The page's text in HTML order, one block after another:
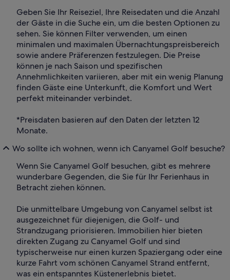
Geben Sie Ihr Reiseziel, Ihre Reisedaten und die Anzahl
der Gäste in die Suche ein, um die besten Optionen zu
sehen. Sie können Filter verwenden, um einen
minimalen und maximalen Übernachtungspreisbereich
sowie andere Präferenzen festzulegen. Die Preise
können je nach Saison und spezifischen
Annehmlichkeiten variieren, aber mit ein wenig Planung
finden Gäste eine Unterkunft, die Komfort und Wert
perfekt miteinander verbindet.
*Preisdaten basieren auf den Daten der letzten 12
Monate.
Wo sollte ich wohnen, wenn ich Canyamel Golf besuche?
Wenn Sie Canyamel Golf besuchen, gibt es mehrere
wunderbare Gegenden, die Sie für Ihr Ferienhaus in
Betracht ziehen können.
Die unmittelbare Umgebung von Canyamel selbst ist
ausgezeichnet für diejenigen, die Golf- und
Strandzugang priorisieren. Immobilien hier bieten
direkten Zugang zu Canyamel Golf und sind
typischerweise nur einen kurzen Spaziergang oder eine
kurze Fahrt vom schönen Canyamel Strand entfernt,
was ein entspanntes Küstenerlebnis bietet.